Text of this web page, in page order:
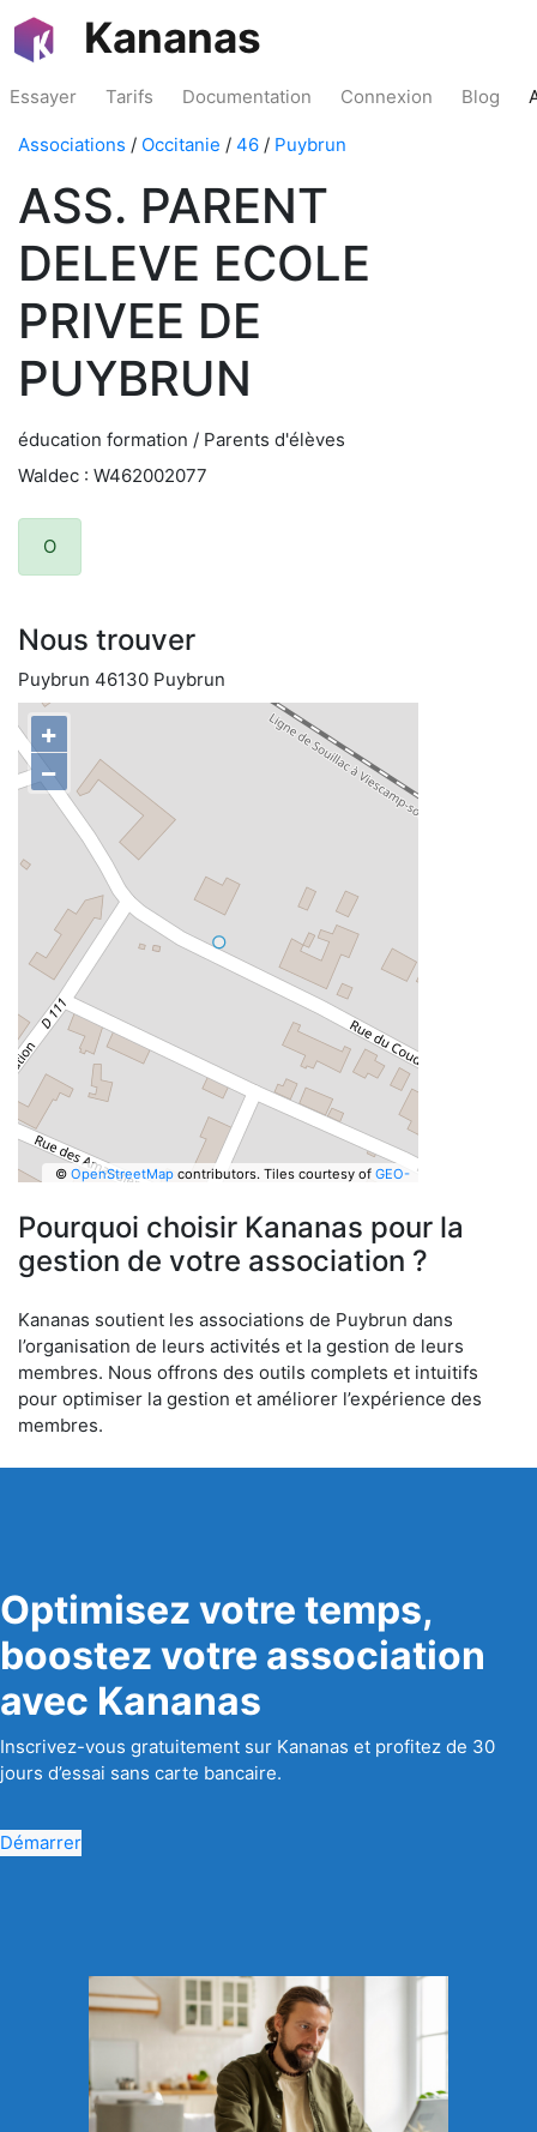
Kananas
Essayer Tarifs Documentation Connexion Blog
Associations / Occitanie / 46 / Puybrun
ASS. PARENT
DELEVE ECOLE
PRIVEE DE
PUYBRUN
éducation formation / Parents d'élèves
Waldec : W462002077
O
Nous trouver
Puybrun 46130 Puybrun
+
−
© OpenStreetMapcontributors. Tiles courtesy of GEO-
Pourquoi choisir Kananas pour la
gestion de votre association ?
Kananas soutient les associations de Puybrun dans
l’organisation de leurs activités et la gestion de leurs
membres. Nous offrons des outils complets et intuitifs
pour optimiser la gestion et améliorer l’expérience des
membres.
Optimisez votre temps,
boostez votre association
avec Kananas
Inscrivez-vous gratuitement sur Kananas et profitez de 30
jours d’essai sans carte bancaire.
Démarrer